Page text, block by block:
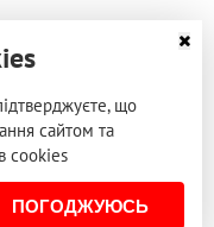
що
сайтом та
cookies
ПОГОДЖУЮСЬ